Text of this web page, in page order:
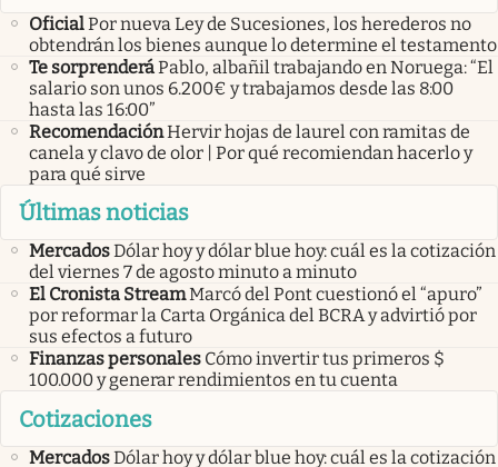
OficialPor nueva Ley de Sucesiones, los herederos no
obtendrán los bienes aunque lo determine el testamento
Te sorprenderáPablo, albañil trabajando en Noruega: “El
salario son unos 6.200€ y trabajamos desde las 8:00
hasta las 16:00”
RecomendaciónHervir hojas de laurel con ramitas de
canela y clavo de olor | Por qué recomiendan hacerlo y
para qué sirve
Últimas noticias
MercadosDólar hoy y dólar blue hoy: cuál es la cotización
del viernes 7 de agosto minuto a minuto
El Cronista StreamMarcó del Pont cuestionó el “apuro”
por reformar la Carta Orgánica del BCRA y advirtió por
sus efectos a futuro
Finanzas personales Cómo invertir tus primeros $
100.000 y generar rendimientos en tu cuenta
Cotizaciones
MercadosDólar hoy y dólar blue hoy: cuál es la cotización